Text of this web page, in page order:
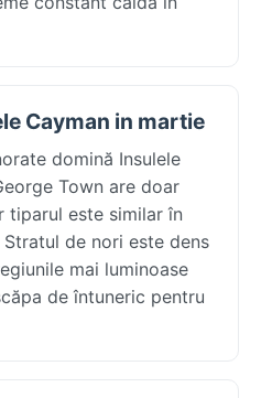
Cayman in martie
domină Insulele
Town are doar
tiparul este similar în
de nori este dens
mai luminoase
de întuneric pentru